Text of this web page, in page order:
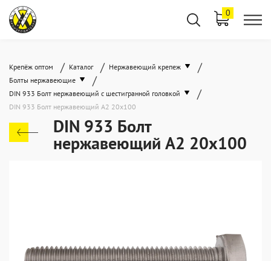
0
Крепёж оптом / Каталог / Нержавеющий крепеж /
Болты нержавеющие /
DIN 933 Болт нержавеющий с шестигранной головкой /
DIN 933 Болт нержавеющий А2 20х100
DIN 933 Болт
нержавеющий А2 20х100